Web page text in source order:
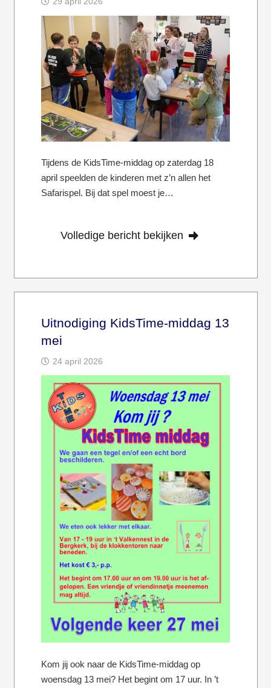
Tijdens de KidsTime-middag op zaterdag 18
april speelden de kinderen met z’n allen het
Safarispel. Bij dat spel moest je…
Volledige bericht bekijken
Uitnodiging KidsTime-middag 13
mei
24 april 2026
Kom jij ook naar de KidsTime-middag op
woensdag 13 mei? Het begint om 17 uur. In ’t